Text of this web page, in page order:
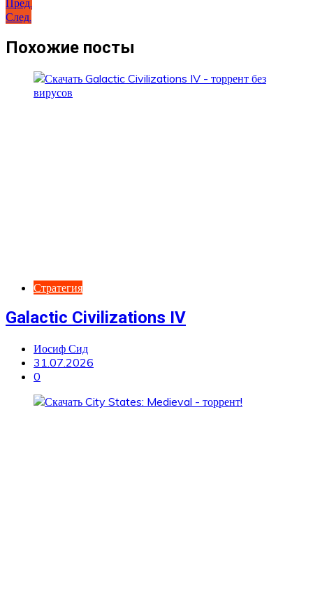
Навигация
по
записям
След.
Похожие посты
Стратегия
Galactic Civilizations IV
Иосиф Сид
31.07.2026
0